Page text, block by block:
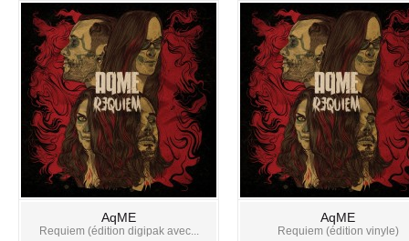
AqME
Requiem (édition digipak avec...
AqME
Requiem (édition vinyle)